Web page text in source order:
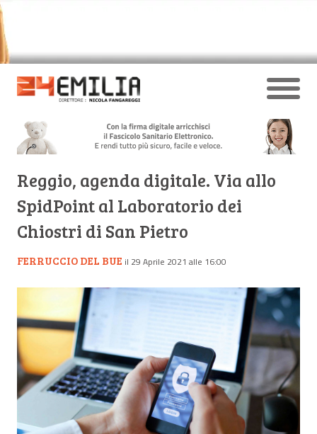
Reggio, agenda digitale. Via allo
SpidPoint al Laboratorio dei
Chiostri di San Pietro
FERRUCCIO DEL BUE il 29 Aprile 2021 alle 16:00